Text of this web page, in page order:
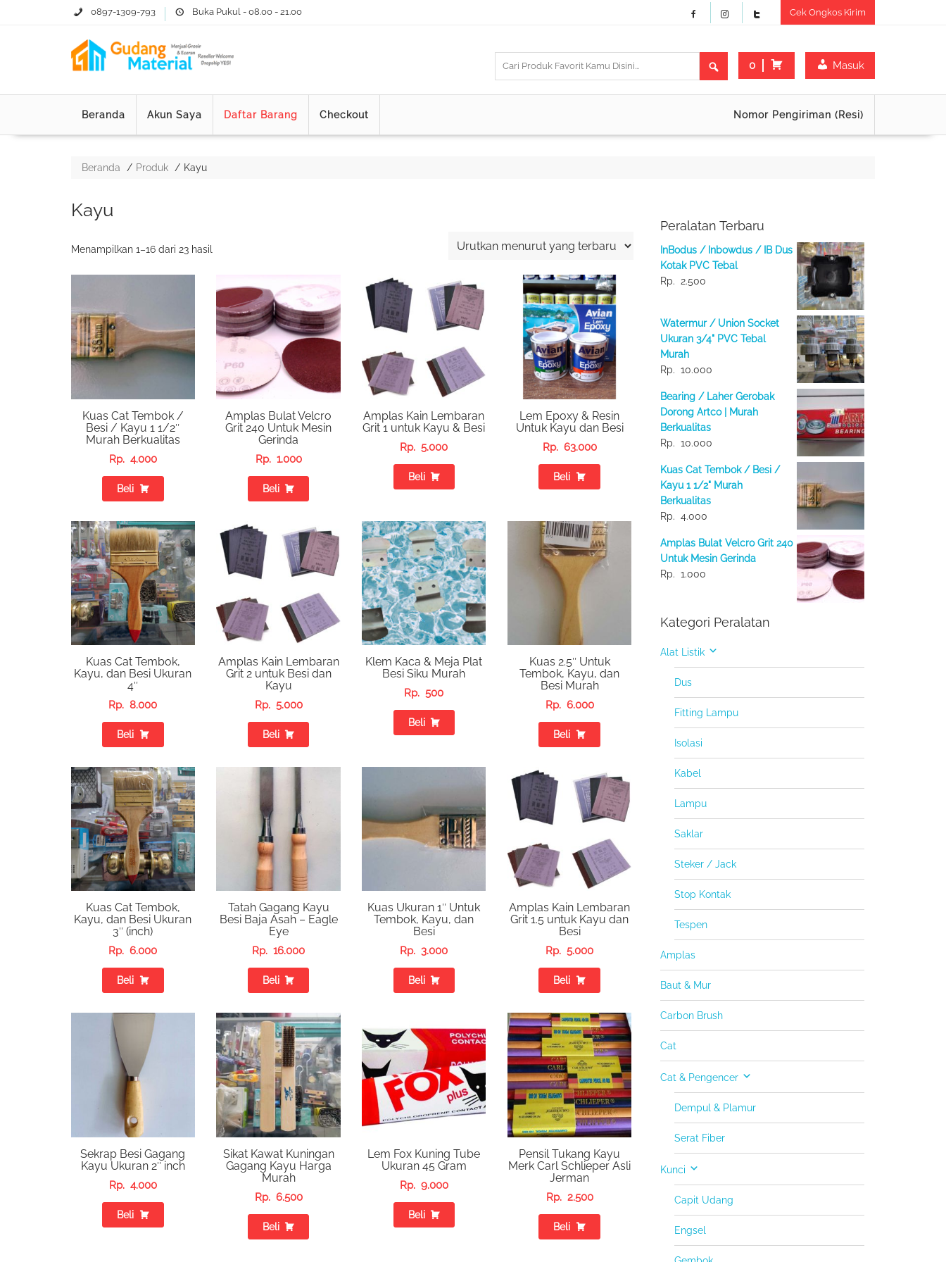
0897-1309-793 Buka Pukul - 08.00 - 21.00 Cek Ongkos Kirim
0 Masuk
Beranda Akun Saya Daftar Barang Checkout Nomor Pengiriman (Resi)
Beranda Produk Kayu
Kayu
Menampilkan 1–16 dari 23 hasil
terbaru
Kuas Cat Tembok /
Besi / Kayu 1 1/2″
Murah Berkualitas
Rp. 4.000
Beli
Amplas Bulat Velcro
Grit 240 Untuk Mesin
Gerinda
Rp. 1.000
Beli
Amplas Kain Lembaran
Grit 1 untuk Kayu & Besi
Rp. 5.000
Beli
Lem Epoxy & Resin
Untuk Kayu dan Besi
Rp. 63.000
Beli
Kuas Cat Tembok,
Kayu, dan Besi Ukuran
4″
Rp. 8.000
Beli
Amplas Kain Lembaran
Grit 2 untuk Besi dan
Kayu
Rp. 5.000
Beli
Klem Kaca & Meja Plat
Besi Siku Murah
Rp. 500
Beli
Kuas 2.5″ Untuk
Tembok, Kayu, dan
Besi Murah
Rp. 6.000
Beli
Kuas Cat Tembok,
Kayu, dan Besi Ukuran
3″ (inch)
Rp. 6.000
Beli
Tatah Gagang Kayu
Besi Baja Asah – Eagle
Eye
Rp. 16.000
Beli
Kuas Ukuran 1″ Untuk
Tembok, Kayu, dan
Besi
Rp. 3.000
Beli
Amplas Kain Lembaran
Grit 1.5 untuk Kayu dan
Besi
Rp. 5.000
Beli
Sekrap Besi Gagang
Kayu Ukuran 2″ inch
Rp. 4.000
Beli
Sikat Kawat Kuningan
Gagang Kayu Harga
Murah
Rp. 6.500
Beli
Lem Fox Kuning Tube
Ukuran 45 Gram
Rp. 9.000
Beli
Pensil Tukang Kayu
Merk Carl Schlieper Asli
Jerman
Rp. 2.500
Beli
Peralatan Terbaru
InBodus / Inbowdus / IB Dus
Kotak PVC Tebal
Rp. 2.500
Watermur / Union Socket
Ukuran 3/4" PVC Tebal
Murah
Rp. 10.000
Bearing / Laher Gerobak
Dorong Artco | Murah
Berkualitas
Rp. 10.000
Kuas Cat Tembok / Besi /
Kayu 1 1/2" Murah
Berkualitas
Rp. 4.000
Amplas Bulat Velcro Grit 240
Untuk Mesin Gerinda
Rp. 1.000
Kategori Peralatan
Alat Listik
Dus
Fitting Lampu
Isolasi
Kabel
Lampu
Saklar
Steker / Jack
Stop Kontak
Tespen
Amplas
Baut & Mur
Carbon Brush
Cat
Cat & Pengencer
Dempul & Plamur
Serat Fiber
Kunci
Capit Udang
Engsel